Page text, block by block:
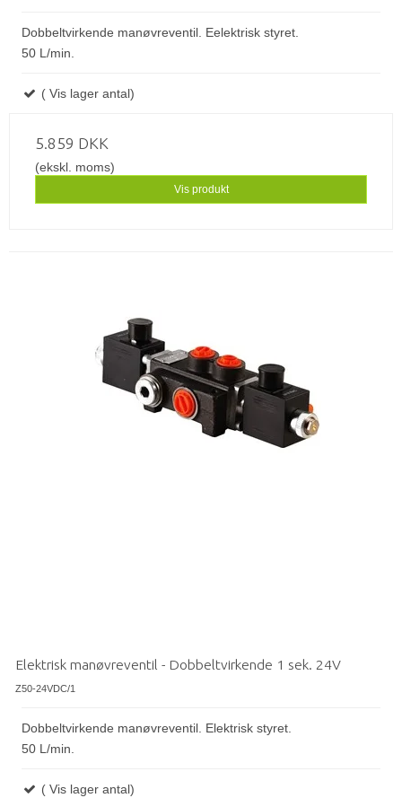
Dobbeltvirkende manøvreventil. Eelektrisk styret.
50 L/min.
( Vis lager antal)
5.859 DKK
(ekskl. moms)
Vis produkt
Elektrisk manøvreventil - Dobbeltvirkende 1 sek. 24V
Z50-24VDC/1
Dobbeltvirkende manøvreventil. Elektrisk styret.
50 L/min.
( Vis lager antal)